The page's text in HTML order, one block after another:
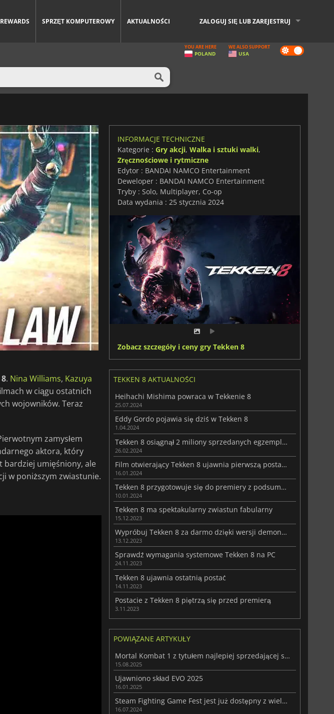
REWARDS SPRZĘT KOMPUTEROWY AKTUALNOŚCI ZALOGUJ SIĘ LUB ZAREJESTRUJ
Dark
mode
YOU ARE HERE
POLAND
WE ALSO SUPPORT
USA
. Nina Williams, Kazuya
w ciągu ostatnich
wojowników. Teraz
zamysłem
aktora, który
bardziej umięśniony, ale
w poniższym zwiastunie.
INFORMACJE TECHNICZNE
Kategorie : Gry akcji, Walka i sztuki walki,
Zręcznościowe i rytmiczne
Edytor : BANDAI NAMCO Entertainment
Deweloper : BANDAI NAMCO Entertainment
Tryby : Solo, Multiplayer, Co-op
Data wydania : 25 stycznia 2024
Zobacz szczegóły i ceny gry Tekken 8
TEKKEN 8 AKTUALNOŚCI
Heihachi Mishima powraca w Tekkenie 8
25.07.2024
Eddy Gordo pojawia się dziś w Tekken 8
1.04.2024
Tekken 8 osiągnął 2 miliony sprzedanych egzemplarzy
26.02.2024
Film otwierający Tekken 8 ujawnia pierwszą postać z DLC
16.01.2024
Tekken 8 przygotowuje się do premiery z podsumowaniem fabuły
10.01.2024
Tekken 8 ma spektakularny zwiastun fabularny
15.12.2023
Wypróbuj Tekken 8 za darmo dzięki wersji demonstracyjnej
13.12.2023
Sprawdź wymagania systemowe Tekken 8 na PC
24.11.2023
Tekken 8 ujawnia ostatnią postać
14.11.2023
Postacie z Tekken 8 piętrzą się przed premierą
3.11.2023
POWIĄZANE ARTYKUŁY
Mortal Kombat 1 z tytułem najlepiej sprzedającej się bijatyki tej generacji
15.08.2025
Ujawniono skład EVO 2025
16.01.2025
Steam Fighting Game Fest jest już dostępny z wieloma ekscytującymi ofertami i gratisami
16.07.2024